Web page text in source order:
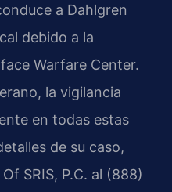
a Dahlgren
debido a la
Warfare Center.
la vigilancia
en todas estas
de su caso,
SRIS, P.C. al (888)